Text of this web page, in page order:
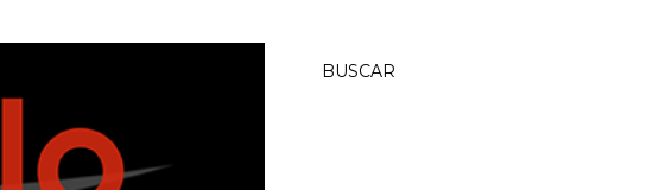
BUSCAR